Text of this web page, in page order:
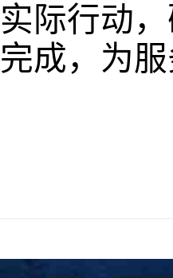
际行动
成，为